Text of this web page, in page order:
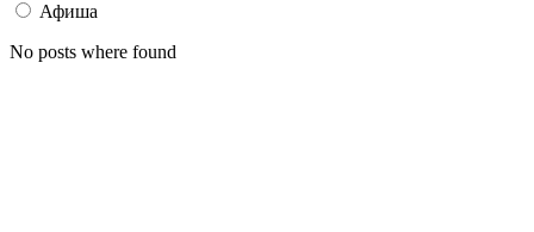
Афиша
No posts where found